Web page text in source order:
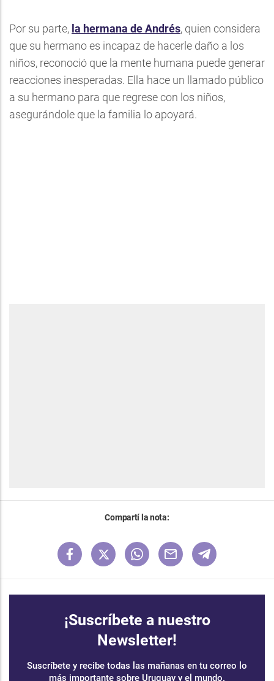
Por su parte, la hermana de Andrés, quien considera
que su hermano es incapaz de hacerle daño a los
niños, reconoció que la mente humana puede generar
reacciones inesperadas. Ella hace un llamado público
a su hermano para que regrese con los niños,
asegurándole que la familia lo apoyará.
Compartí la nota:
¡Suscríbete a nuestro
Newsletter!
Suscríbete y recibe todas las mañanas en tu correo lo
más importante sobre Uruguay y el mundo.